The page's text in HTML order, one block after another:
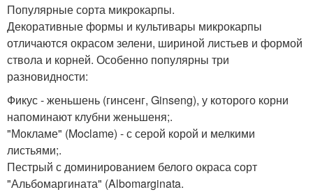
Популярные сорта микрокарпы.
Декоративные формы и культивары микрокарпы
отличаются окрасом зелени, шириной листьев и формой
ствола и корней. Особенно популярны три
разновидности:
Фикус - женьшень (гинсенг, Ginseng), у которого корни
напоминают клубни женьшеня;.
"Мокламе" (Moclame) - с серой корой и мелкими
листьями;.
Пестрый с доминированием белого окраса сорт
"Альбомаргината" (Albomarginata.